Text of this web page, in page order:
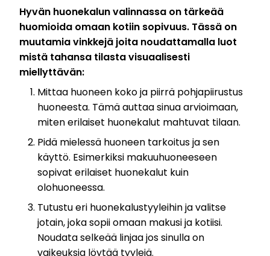
Hyvän huonekalun valinnassa on tärkeää
huomioida omaan kotiin sopivuus. Tässä on
muutamia vinkkejä joita noudattamalla luot
mistä tahansa tilasta visuaalisesti
miellyttävän:
Mittaa huoneen koko ja piirrä pohjapiirustus
huoneesta. Tämä auttaa sinua arvioimaan,
miten erilaiset huonekalut mahtuvat tilaan.
Pidä mielessä huoneen tarkoitus ja sen
käyttö. Esimerkiksi makuuhuoneeseen
sopivat erilaiset huonekalut kuin
olohuoneessa.
Tutustu eri huonekalustyyleihin ja valitse
jotain, joka sopii omaan makusi ja kotiisi.
Noudata selkeää linjaa jos sinulla on
vaikeuksia löytää tyylejä.